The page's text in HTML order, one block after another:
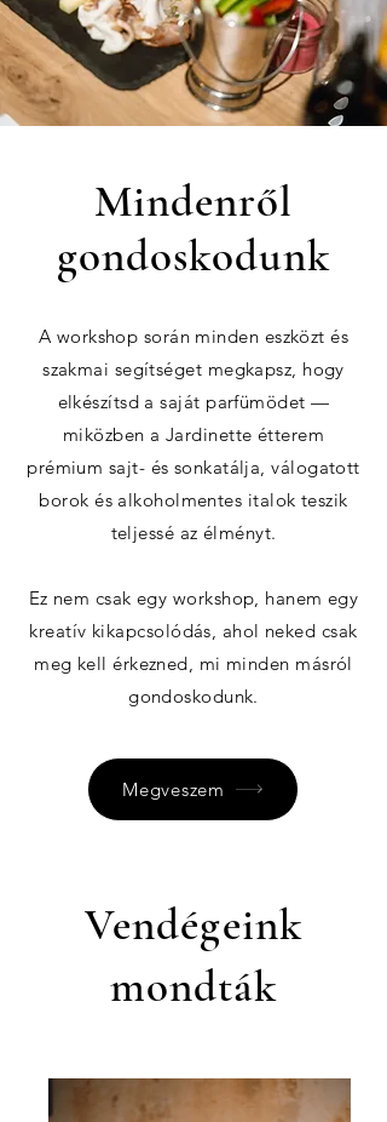
Mindenről
gondoskodunk
A workshop során minden eszközt és
szakmai segítséget megkapsz, hogy
elkészítsd a saját parfümödet —
miközben a Jardinette étterem
prémium sajt- és sonkatálja, válogatott
borok és alkoholmentes italok teszik
teljessé az élményt.
Ez nem csak egy workshop, hanem egy
kreatív kikapcsolódás, ahol neked csak
meg kell érkezned, mi minden másról
gondoskodunk.
Megveszem
Vendégeink
mondták